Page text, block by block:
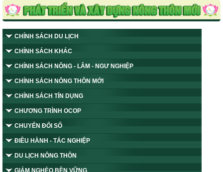
CHÍNH SÁCH DU LỊCH
CHÍNH SÁCH KHÁC
CHÍNH SÁCH NÔNG - LÂM - NGƯ NGHIỆP
CHÍNH SÁCH NÔNG THÔN MỚI
CHÍNH SÁCH TÍN DỤNG
CHƯƠNG TRÌNH OCOP
CHUYỂN ĐỔI SỐ
ĐIỀU HÀNH - TÁC NGHIỆP
DU LỊCH NÔNG THÔN
GIẢM NGHÈO BỀN VỮNG